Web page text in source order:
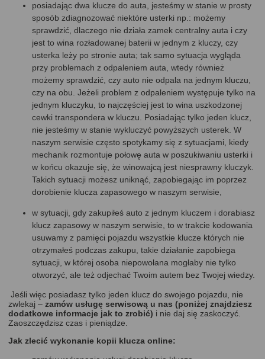
posiadając dwa klucze do auta, jesteśmy w stanie w prosty
sposób zdiagnozować niektóre usterki np.: możemy
sprawdzić, dlaczego nie działa zamek centralny auta i czy
jest to wina rozładowanej baterii w jednym z kluczy, czy
usterka leży po stronie auta; tak samo sytuacja wygląda
przy problemach z odpaleniem auta, wtedy również
możemy sprawdzić, czy auto nie odpala na jednym kluczu,
czy na obu. Jeżeli problem z odpaleniem występuje tylko na
jednym kluczyku, to najczęściej jest to wina uszkodzonej
cewki transpondera w kluczu. Posiadając tylko jeden klucz,
nie jesteśmy w stanie wykluczyć powyższych usterek. W
naszym serwisie często spotykamy się z sytuacjami, kiedy
mechanik rozmontuje połowę auta w poszukiwaniu usterki i
w końcu okazuje się, że winowajcą jest niesprawny kluczyk.
Takich sytuacji możesz uniknąć, zapobiegając im poprzez
dorobienie klucza zapasowego w naszym serwisie,
w sytuacji, gdy zakupiłeś auto z jednym kluczem i dorabiasz
klucz zapasowy w naszym serwisie, to w trakcie kodowania
usuwamy z pamięci pojazdu wszystkie klucze których nie
otrzymałeś podczas zakupu, takie działanie zapobiega
sytuacji, w której osoba niepowołana mogłaby nie tylko
otworzyć, ale też odjechać Twoim autem bez Twojej wiedzy.
Jeśli więc posiadasz tylko jeden klucz do swojego pojazdu, nie
zwlekaj – zamów usługę serwisową u nas (poniżej znajdziesz
dodatkowe informacje jak to zrobić) i nie daj się zaskoczyć.
Zaoszczędzisz czas i pieniądze.
Jak zlecić wykonanie kopii klucza online: